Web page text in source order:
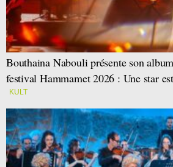
Bouthaina Nabouli présente son
festival Hammamet 2026 : Une star
KULT